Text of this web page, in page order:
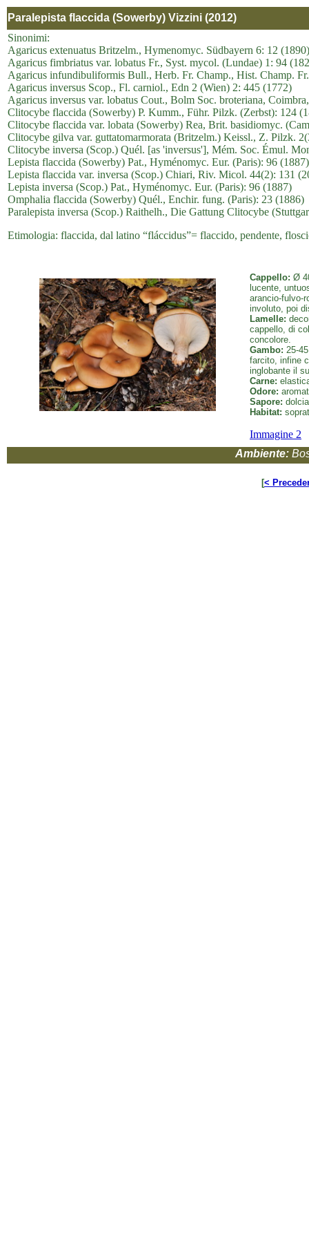
Paralepista flaccida (Sowerby) Vizzini (2012)
Sinonimi:
Agaricus extenuatus Britzelm., Hymenomyc. Südbayern 6: 12 (1890)
Agaricus fimbriatus var. lobatus Fr., Syst. mycol. (Lundae) 1: 94
Agaricus infundibuliformis Bull., Herb. Fr. Champ., Hist. Champ.
Agaricus inversus Scop., Fl. carniol., Edn 2 (Wien) 2: 445 (1772)
Agaricus inversus var. lobatus Cout., Bolm Soc. broteriana,
Clitocybe flaccida (Sowerby) P. Kumm., Führ. Pilzk. (Zerbst): 124
Clitocybe flaccida var. lobata (Sowerby) Rea, Brit. basidiomyc.
Clitocybe gilva var. guttatomarmorata (Britzelm.) Keissl., Z. Pilzk.
Clitocybe inversa (Scop.) Quél. [as 'inversus'], Mém. Soc. Émul.
Lepista flaccida (Sowerby) Pat., Hyménomyc. Eur. (Paris): 96 (1887)
Lepista flaccida var. inversa (Scop.) Chiari, Riv. Micol. 44(2): 131
Lepista inversa (Scop.) Pat., Hyménomyc. Eur. (Paris): 96 (1887)
Omphalia flaccida (Sowerby) Quél., Enchir. fung. (Paris): 23 (1886)
Paralepista inversa (Scop.) Raithelh., Die Gattung Clitocybe
Etimologia: flaccida, dal latino “fláccidus”= flaccido, pendente,
Cappello: Ø
lucente,
arancio-fulvo-
involuto, poi
Lamelle:
cappello, di
concolore.
Gambo: 25-
farcito, infine
inglobante il
Carne:
Odore:
Sapore:
Habitat:
Immagine 2
Ambiente:
[<